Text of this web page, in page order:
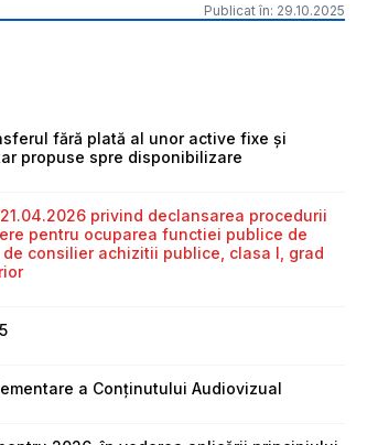
Publicat în: 29.10.2025
fără plată al unor active fixe și
propuse spre disponibilizare
privind declansarea procedurii
pentru ocuparea functiei publice de
consilier achizitii publice, clasa I, grad
a Conținutului Audiovizual